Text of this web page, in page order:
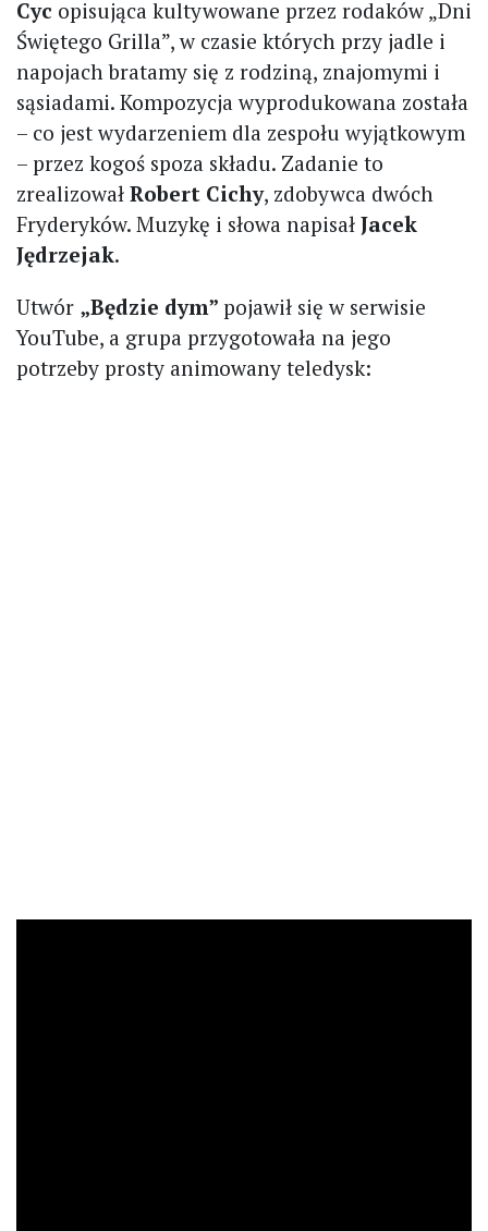
Cyc opisująca kultywowane przez rodaków „Dni
Świętego Grilla”, w czasie których przy jadle i
napojach bratamy się z rodziną, znajomymi i
sąsiadami. Kompozycja wyprodukowana została
– co jest wydarzeniem dla zespołu wyjątkowym
– przez kogoś spoza składu. Zadanie to
zrealizował Robert Cichy, zdobywca dwóch
Fryderyków. Muzykę i słowa napisał Jacek
Jędrzejak.
Utwór „Będzie dym” pojawił się w serwisie
YouTube, a grupa przygotowała na jego
potrzeby prosty animowany teledysk: